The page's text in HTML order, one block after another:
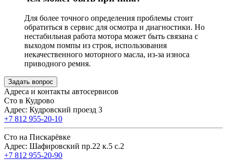
Для более точного определения проблемы стоит
обратиться в сервис для осмотра и диагностики. Но
нестабильная работа мотора может быть связана с
выходом помпы из строя, использования
некачественного моторного масла, из-за износа
приводного ремня.
Задать вопрос
Адреса и контакты автосервисов
Сто в Кудрово
Адрес: Кудровский проезд 3
+7 812 955-20-10
Сто на Пискарёвке
Адрес: Шафировский пр.22 к.5 с.2
+7 812 955-20-90